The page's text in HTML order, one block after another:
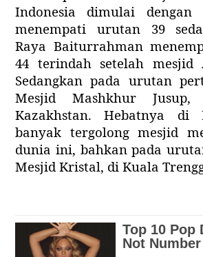
Indonesia dimulai dengan
menempati urutan 39
Raya Baiturrahman
44 terindah setelah mesjid
Sedangkan pada urutan
Mesjid Mashkhur
Kazakhstan. Hebatnya di
banyak tergolong mesjid
dunia ini, bahkan pada
Mesjid Kristal, di Kuala